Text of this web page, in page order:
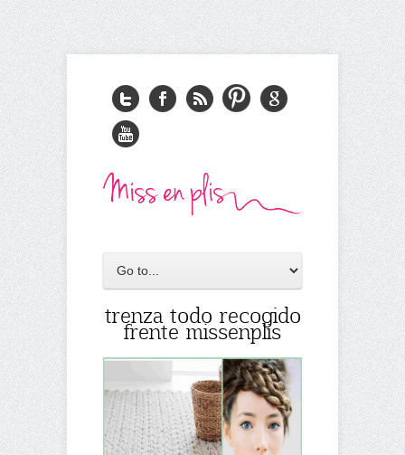
trenza todo recogido
frente missenplis